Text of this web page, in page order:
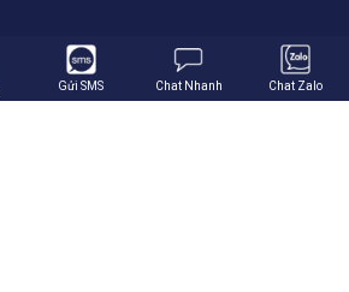
Gửi SMS Chat Nhanh Chat Zalo